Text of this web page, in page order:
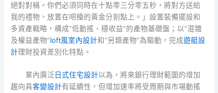
絕對對稱。你們必須同時在十點零三分零五秒，將對方送給
我的禮物，放置在吧檯的黃金分割點上。」設置裝備擺設和
多資產戰略，構成“低動搖、穩收益”的產物基礎盤；以“混雜
及權益產物”loft風室內設計和“另類產物”為驅動，完成遊艇設
計理財投資差別化特點。
業內廣泛 日式住宅設計以為，將來銀行理財範圍的增加
趨向具客變設計有延續性，但增加速率將受周期與市場動搖